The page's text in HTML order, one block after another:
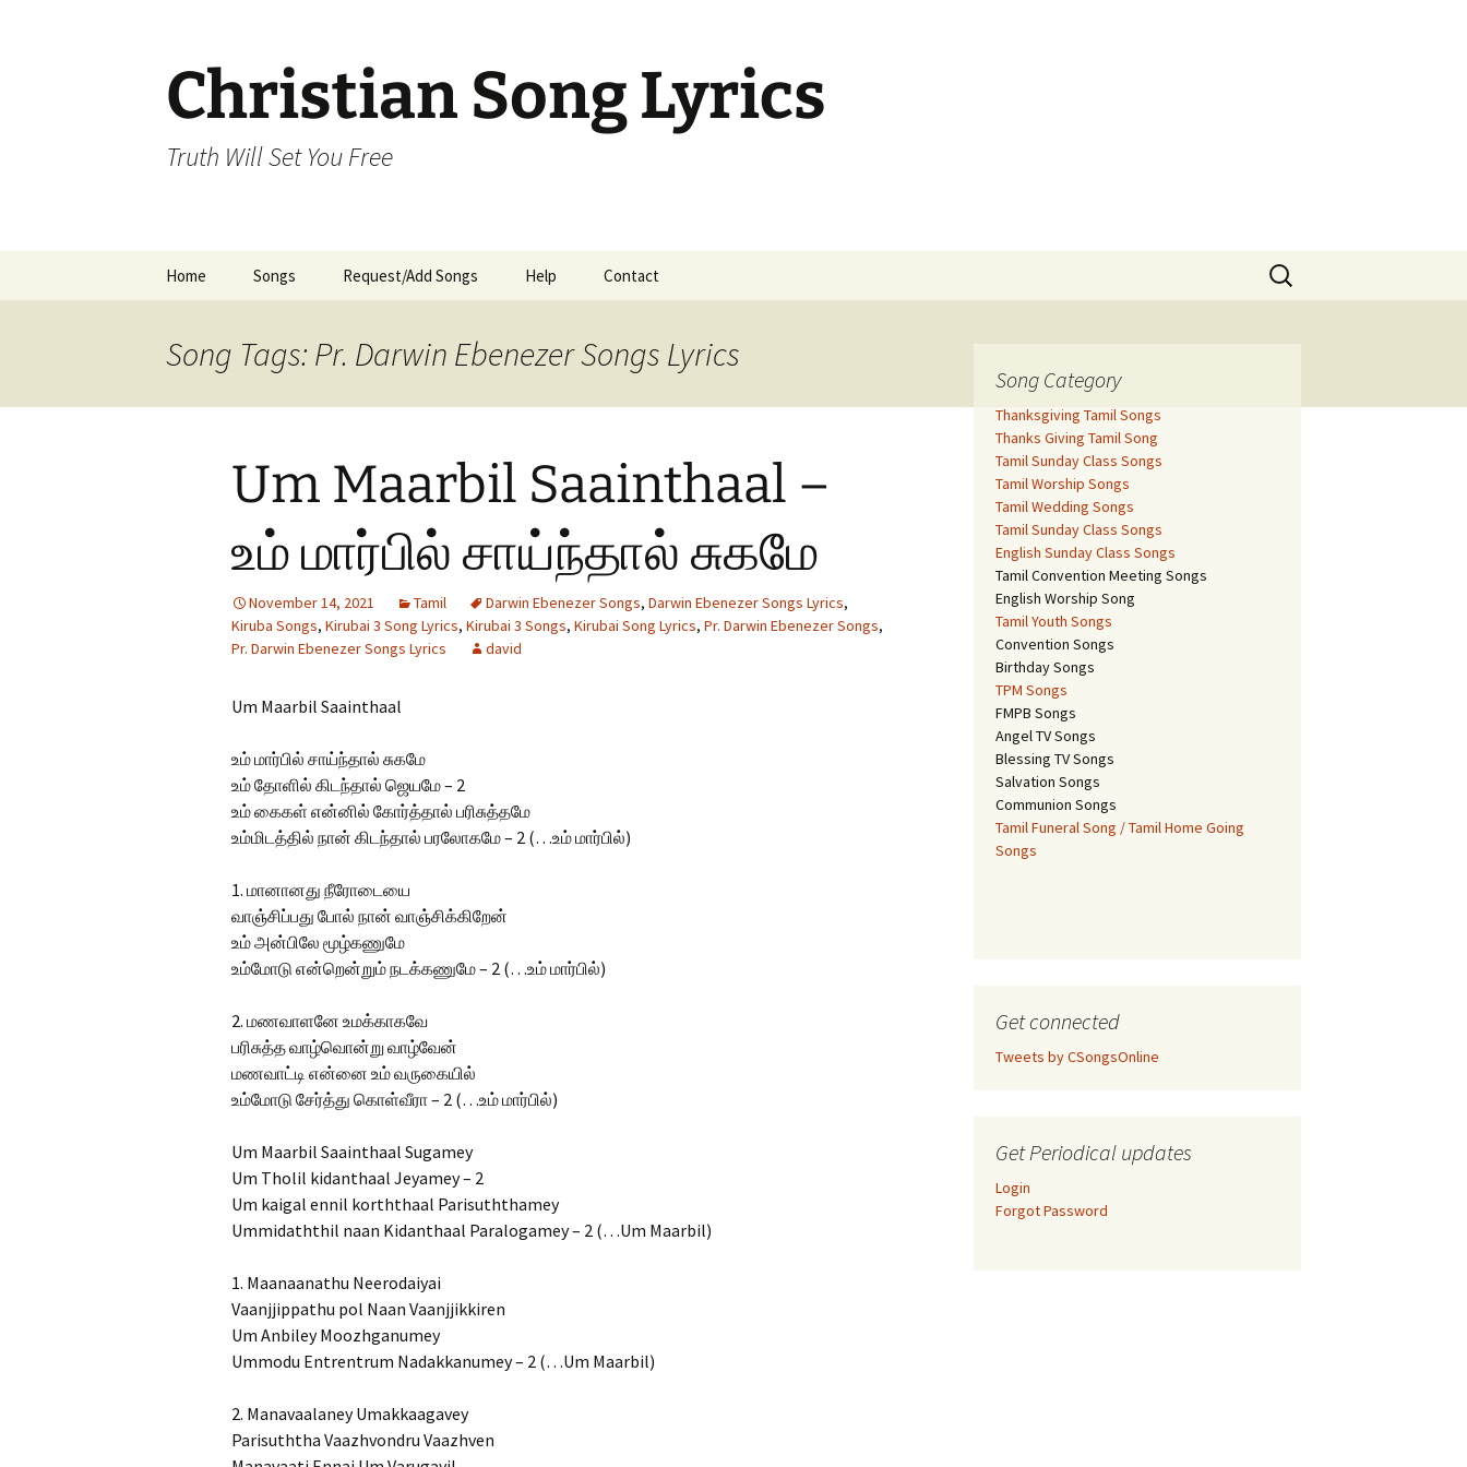
Christian Song Lyrics
Truth Will Set You Free
Home Songs
Malayalam Songs
Telugu Songs
English Songs English Sunday Class
Request/Add Songs Help Contact
Search
for:
Song Tags: Pr. Darwin Ebenezer Songs Lyrics
Um Maarbil Saainthaal –
உம் மார்பில் சாய்ந்தால் சுகமே
November 14, 2021 Tamil Darwin Ebenezer Songs, Darwin Ebenezer Songs Lyrics,
Kiruba Songs, Kirubai 3 Song Lyrics, Kirubai 3 Songs, Kirubai Song Lyrics, Pr. Darwin Ebenezer Songs,
Pr. Darwin Ebenezer Songs Lyrics
david
Um Maarbil Saainthaal
உம் மார்பில் சாய்ந்தால் சுகமே
உம் தோளில் கிடந்தால் ஜெயமே – 2
உம் கைகள் என்னில் கோர்த்தால் பரிசுத்தமே
உம்மிடத்தில் நான் கிடந்தால் பரலோகமே – 2 (…உம் மார்பில்)
1. மானானது நீரோடையை
வாஞ்சிப்பது போல் நான் வாஞ்சிக்கிறேன்
உம் அன்பிலே மூழ்கணுமே
உம்மோடு என்றென்றும் நடக்கணுமே – 2 (…உம் மார்பில்)
2. மணவாளனே உமக்காகவே
பரிசுத்த வாழ்வொன்று வாழ்வேன்
மணவாட்டி என்னை உம் வருகையில்
உம்மோடு சேர்த்து கொள்வீரா – 2 (…உம் மார்பில்)
Um Maarbil Saainthaal Sugamey
Um Tholil kidanthaal Jeyamey – 2
Um kaigal ennil korththaal Parisuththamey
Ummidaththil naan Kidanthaal Paralogamey – 2 (…Um Maarbil)
1. Maanaanathu Neerodaiyai
Vaanjjippathu pol Naan Vaanjjikkiren
Um Anbiley Moozhganumey
Ummodu Entrentrum Nadakkanumey – 2 (…Um Maarbil)
2. Manavaalaney Umakkaagavey
Parisuththa Vaazhvondru Vaazhven
Song Category
Thanksgiving Tamil Songs
Thanks Giving Tamil Song
Tamil Sunday Class Songs
Tamil Worship Songs
Tamil Wedding Songs
Tamil Sunday Class Songs
English Sunday Class Songs
Tamil Convention Meeting Songs
English Worship Song
Tamil Youth Songs
Convention Songs
Birthday Songs
TPM Songs
FMPB Songs
Angel TV Songs
Blessing TV Songs
Salvation Songs
Communion Songs
Tamil Funeral Song / Tamil Home Going
Songs
Get connected
Tweets by CSongsOnline
Get Periodical updates
Login
Forgot Password